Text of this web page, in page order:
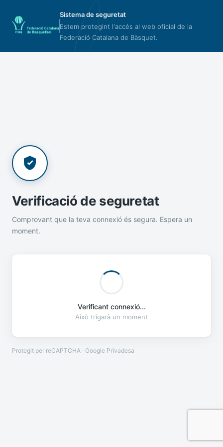
Sistema de seguretat
Estem protegint l'accés al web oficial de la
Federació Catalana de Bàsquet.
Verificació de seguretat
Comprovant que la teva connexió és segura. Espera un
moment.
Verificant connexió...
Això trigarà un moment
Protegit per reCAPTCHA · Google Privadesa